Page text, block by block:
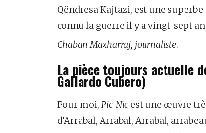
Qëndresa Kajtazi, est une
connu la guerre il y a vingt-sept
Chaban Maxharraj, journaliste.
La pièce toujours actuelle
Gallardo Cubero)
Pour moi, Pic-Nic est une œuvre
d’Arrabal, Arrabal, Arrabal,